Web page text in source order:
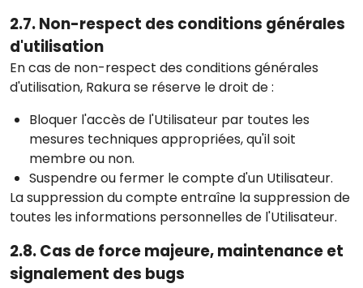
2.7. Non-respect des conditions générales
d'utilisation
En cas de non-respect des conditions générales
d'utilisation, Rakura se réserve le droit de :
Bloquer l'accès de l'Utilisateur par toutes les
mesures techniques appropriées, qu'il soit
membre ou non.
Suspendre ou fermer le compte d'un Utilisateur.
La suppression du compte entraîne la suppression de
toutes les informations personnelles de l'Utilisateur.
2.8. Cas de force majeure, maintenance et
signalement des bugs